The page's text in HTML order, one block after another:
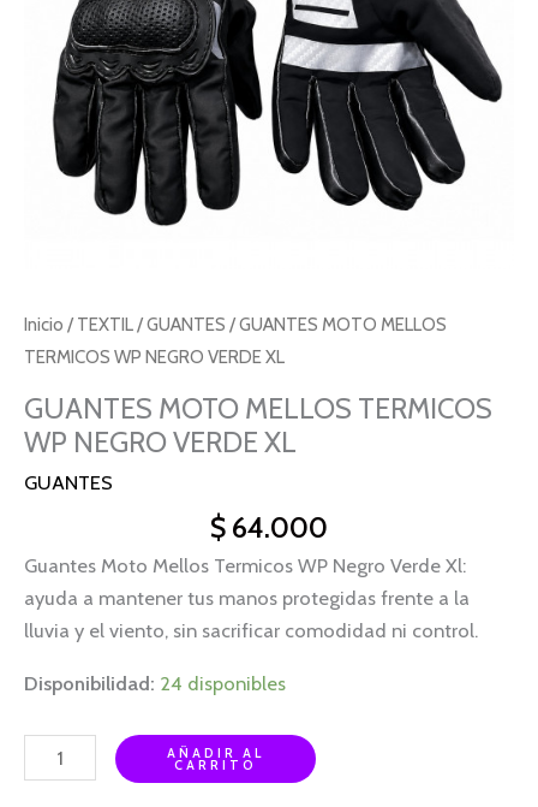
Inicio / TEXTIL/GUANTES / GUANTES MOTO MELLOS
TERMICOS WP NEGRO VERDE XL
GUANTES MOTO MELLOS TERMICOS
WP NEGRO VERDE XL
GUANTES
$ 64.000
Guantes Moto Mellos Termicos WP Negro Verde Xl:
ayuda a mantener tus manos protegidas frente a la
lluvia y el viento, sin sacrificar comodidad ni control.
Disponibilidad: 24 disponibles
cantidad
AÑADIR AL
CARRITO